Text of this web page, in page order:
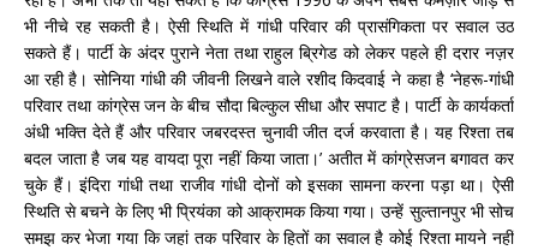
भी नीचे रह सकती है। ऐसी स्थिति में गांधी परिवार की प्रासंगिकता पर सवाल उठ
सकते हैं। पार्टी के अंदर पुराने नेता तथा राहुल ब्रिगेड को लेकर पहले ही दरार नज़र
आ रही है। सोनिया गांधी की जीवनी लिखने वाले रशीद किदवाई ने कहा है ‘नेहरू-गांधी
परिवार तथा कांग्रेस जन के बीच सौदा बिल्कुल सीधा और सपाट है। पार्टी के कार्यकर्ता
अंधी भक्ति देते हैं और परिवार जबरदस्त चुनावी जीत दर्ज करवाता है। यह रिश्ता तब
बदल जाता है जब यह वायदा पूरा नहीं किया जाता।’ अतीत में कांग्रेसजन बगावत कर
चुके हैं। इंदिरा गांधी तथा राजीव गांधी दोनों को इसका सामना करना पड़ा था। ऐसी
स्थिति से बचने के लिए भी प्रियंका को आक्रामक किया गया। उन्हें सुल्तानपुर भी सोच
समझ कर भेजा गया कि जहां तक परिवार के हितों का सवाल है कोई रिश्ता मायने नहीं